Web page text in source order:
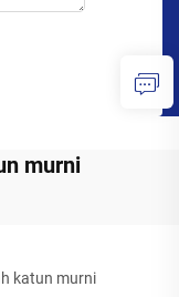
murni
katun murni